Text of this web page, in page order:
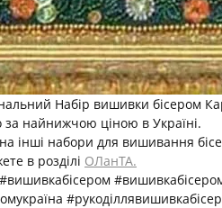
Набір вишивки бісером
за найнижчою ціною в Україні.
на інші набори для вишивання
в розділі ОЛанТА.